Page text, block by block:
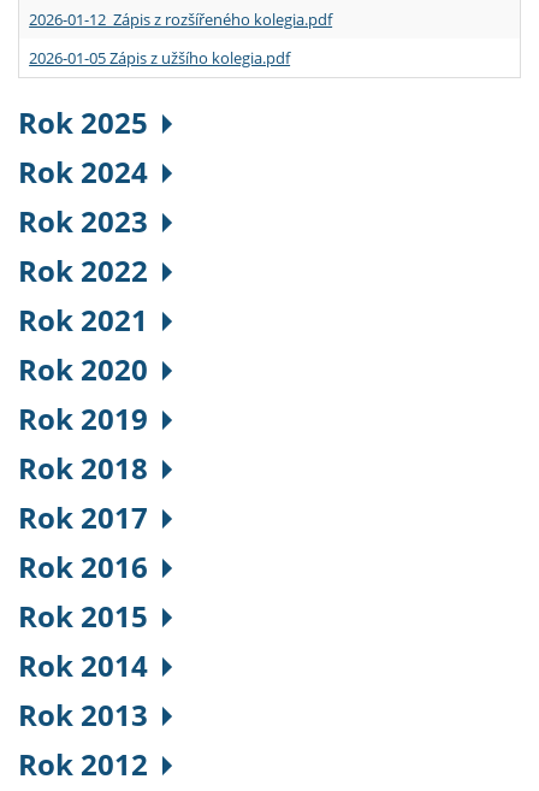
2026-01-12 Zápis z rozšířeného kolegia.pdf
2026-01-05 Zápis z užšího kolegia.pdf
Rok 2025
Rok 2024
Rok 2023
Rok 2022
Rok 2021
Rok 2020
Rok 2019
Rok 2018
Rok 2017
Rok 2016
Rok 2015
Rok 2014
Rok 2013
Rok 2012